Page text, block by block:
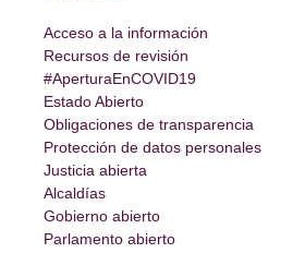
Acceso a la información
Recursos de revisión
#AperturaEnCOVID19
Estado Abierto
Obligaciones de transparencia
Protección de datos personales
Justicia abierta
Alcaldías
Gobierno abierto
Parlamento abierto